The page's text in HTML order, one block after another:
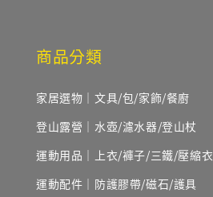
商品分類
家居選物｜文具/包/家飾/餐廚
登山露營｜水壺/濾水器/登山杖
運動用品｜上衣/褲子/三鐵/壓縮衣
運動配件｜防護膠帶/磁石/護具